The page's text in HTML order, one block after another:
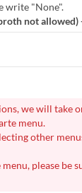
write "None".
not allowed)
we will take
menu.
other
please be